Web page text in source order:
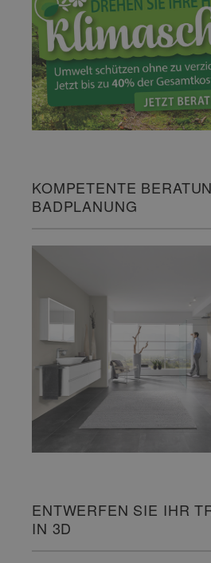
KOMPETENTE
BADPLANUNG
ENTWERFEN SIE IHR
IN 3D